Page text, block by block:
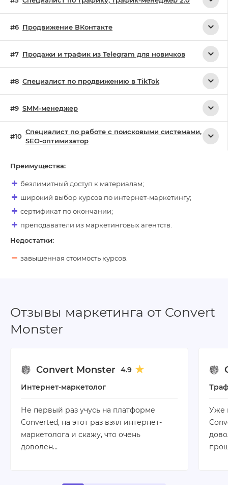
Продвижение ВКонтакте
Продажи и трафик из Telegram для новичков
Специалист по продвижению в TikTok
SMM-менеджер
Специалист по работе с поисковыми системами,
SEO-оптимизатор
Преимущества:
безлимитный доступ к материалам;
широкий выбор курсов по интернет-маркетингу;
сертификат по окончании;
преподаватели из маркетинговых агентств.
Недостатки:
завышенная стоимость курсов.
Отзывы маркетинга от Convert
Monster
Convert Monster
4.9
Интернет-маркетолог
Не первый раз учусь на платформе
Converted, на этот раз взял интернет-
маркетолога и скажу, что очень
доволен…
Уже